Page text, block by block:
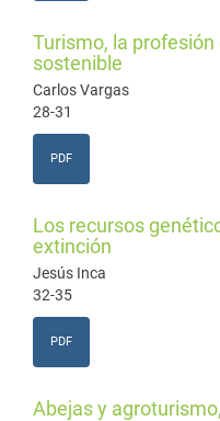
Turismo, la
sostenible
Carlos Vargas
28-31
PDF
Los recursos
extinción
Jesús Inca
32-35
PDF
Abejas y